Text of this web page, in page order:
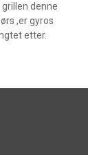
denne
,er gyros
etter.